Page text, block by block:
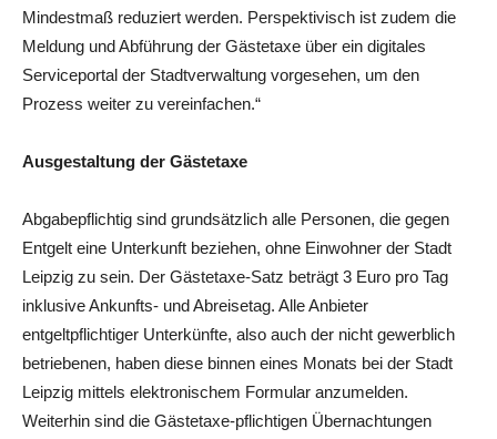
Mindestmaß reduziert werden. Perspektivisch ist zudem die
Meldung und Abführung der Gästetaxe über ein digitales
Serviceportal der Stadtverwaltung vorgesehen, um den
Prozess weiter zu vereinfachen.“
Ausgestaltung der Gästetaxe
Abgabepflichtig sind grundsätzlich alle Personen, die gegen
Entgelt eine Unterkunft beziehen, ohne Einwohner der Stadt
Leipzig zu sein. Der Gästetaxe-Satz beträgt 3 Euro pro Tag
inklusive Ankunfts- und Abreisetag. Alle Anbieter
entgeltpflichtiger Unterkünfte, also auch der nicht gewerblich
betriebenen, haben diese binnen eines Monats bei der Stadt
Leipzig mittels elektronischem Formular anzumelden.
Weiterhin sind die Gästetaxe-pflichtigen Übernachtungen